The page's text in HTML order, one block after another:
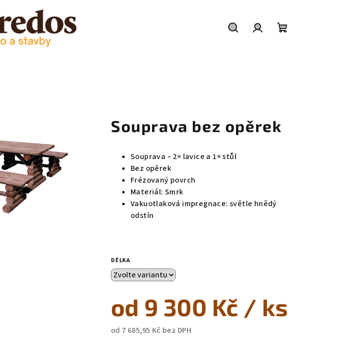
Souprava bez opěrek
Souprava – 2× lavice a 1× stůl
Bez opěrek
Frézovaný povrch
Materiál: Smrk
Vakuotlaková impregnace: světle hnědý
odstín
DÉLKA
od 9 300 Kč / ks
od 7 685,95 Kč bez DPH